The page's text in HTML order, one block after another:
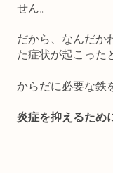
せん。
だから、なんだか
た症状が起こった
からだに必要な鉄
炎症を抑えるため